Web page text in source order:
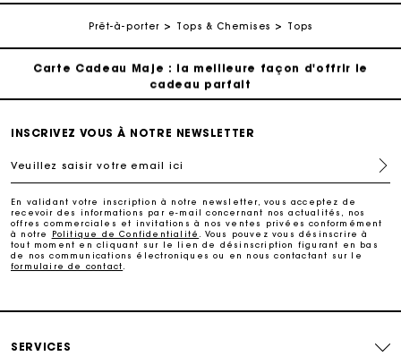
Prêt-à-porter Tops & Chemises Tops
Suivi de commande
Carte Cadeau Maje : la meilleure façon d'offrir le
cadeau parfait
Livraison à domicile offerte sous 2 jours ouvrés
Echanges & Retours offerts
Carte Cadeau Maje : la meilleure façon d'offrir le
INSCRIVEZ VOUS À NOTRE NEWSLETTER
Veuillez saisir votre email ici
En validant votre inscription à notre newsletter, vous acceptez de
recevoir des informations par e-mail concernant nos actualités, nos
offres commerciales et invitations à nos ventes privées conformément
à notre
Politique de Confidentialité
. Vous pouvez vous désinscrire à
tout moment en cliquant sur le lien de désinscription figurant en bas
de nos communications électroniques ou en nous contactant sur le
formulaire de contact
SERVICES